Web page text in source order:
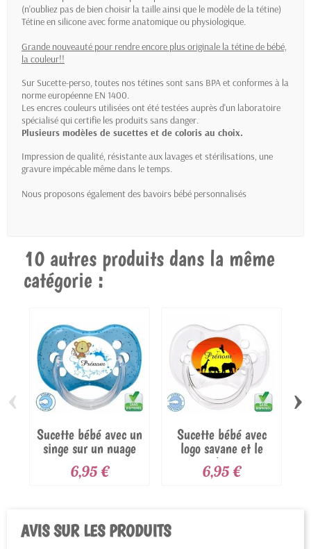
(n'oubliez pas de bien choisir la taille ainsi que le modèle de la tétine)
Tétine en silicone avec forme anatomique ou physiologique.
Grande nouveauté pour rendre encore plus originale la tétine de bébé,
la couleur!!
Sur Sucette-perso, toutes nos tétines sont sans BPA et conformes à la
norme européenne EN 1400.
Les encres couleurs utilisées ont été testées auprès d'un laboratoire
spécialisé qui certifie les produits sans danger.
Plusieurs modèles de sucettes et de coloris au choix.
Impression de qualité, résistante aux lavages et stérilisations, une
gravure impécable même dans le temps.
Nous proposons également des bavoirs bébé personnalisés
10 autres produits dans la même
catégorie :
Sucette bébé avec un
singe sur un nuage
6,95 €
Sucette bébé avec
logo savane et le
prénom
6,95 €
‹ ›
AVIS SUR LES PRODUITS